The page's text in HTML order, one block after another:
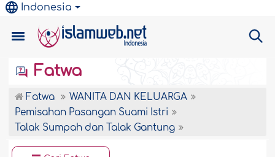
Indonesia
Fatwa
Fatwa
WANITA DAN KELUARGA
Pemisahan Pasangan Suami Istri
Talak Sumpah dan Talak Gantung